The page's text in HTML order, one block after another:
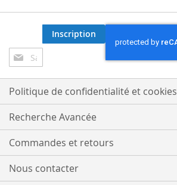
Inscription
à
notre
lettre
d’information
:
Inscription
Politique de confidentialité et cookies
Recherche Avancée
Commandes et retours
Nous contacter